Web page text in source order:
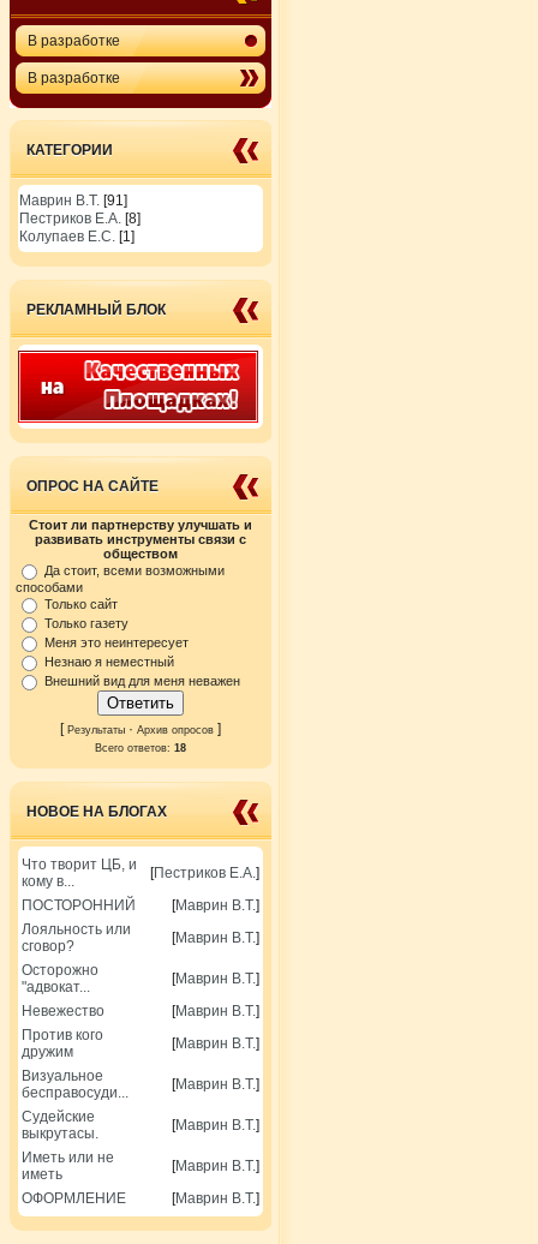
В разработке
В разработке
КАТЕГОРИИ
Маврин В.Т. [91]
Пестриков Е.А. [8]
Колупаев Е.С. [1]
РЕКЛАМНЫЙ БЛОК
ОПРОС НА САЙТЕ
Стоит ли партнерству улучшать и
развивать инструменты связи с
обществом
Да стоит, всеми возможными
способами
Только сайт
Только газету
Меня это неинтересует
Незнаю я неместный
Внешний вид для меня неважен
[ Результаты · Архив опросов ]
Всего ответов: 18
НОВОЕ НА БЛОГАХ
Что творит ЦБ, и
кому в...
[Пестриков Е.А.]
ПОСТОРОННИЙ
[Маврин В.Т.]
Лояльность или
сговор?
[Маврин В.Т.]
Осторожно
"адвокат...
[Маврин В.Т.]
Невежество
[Маврин В.Т.]
Против кого
дружим
[Маврин В.Т.]
Визуальное
бесправосуди...
[Маврин В.Т.]
Судейские
выкрутасы.
[Маврин В.Т.]
Иметь или не
иметь
[Маврин В.Т.]
ОФОРМЛЕНИЕ
[Маврин В.Т.]